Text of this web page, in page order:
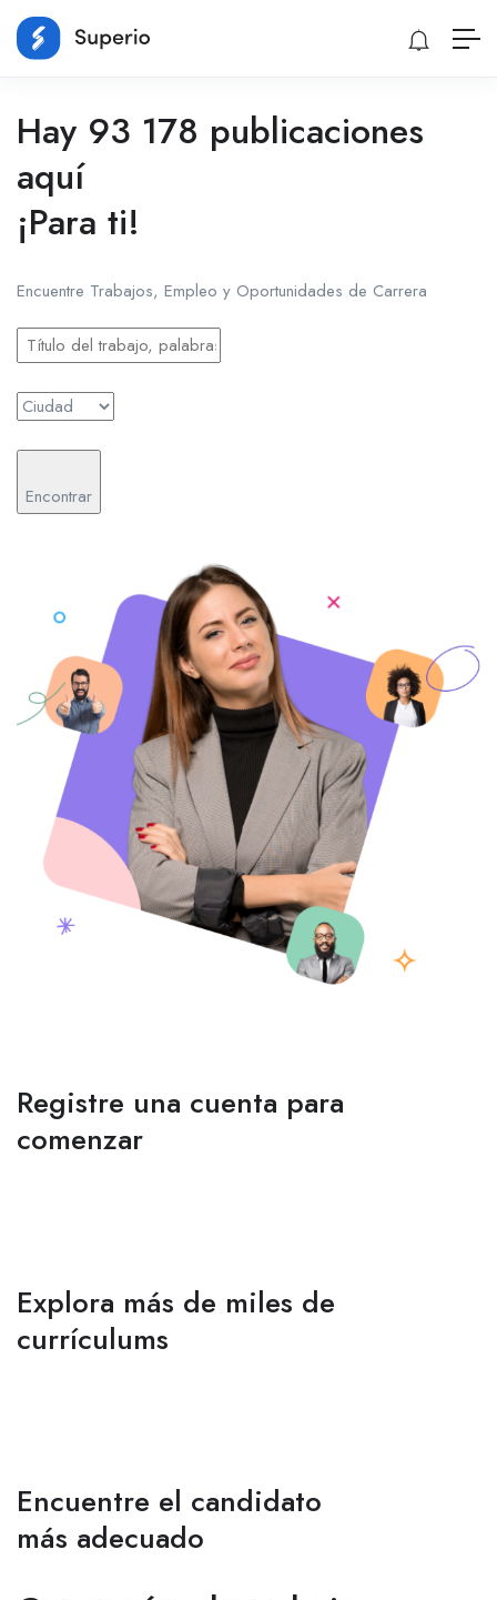
Hay 93 178 publicaciones
aquí
¡Para ti!
Encuentre Trabajos, Empleo y Oportunidades de Carrera
Encontrar
Registre una cuenta para
comenzar
Explora más de miles de
currículums
Encuentre el candidato
más adecuado